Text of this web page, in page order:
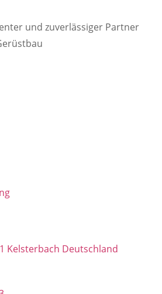
und zuverlässiger Partner
Kelsterbach Deutschland